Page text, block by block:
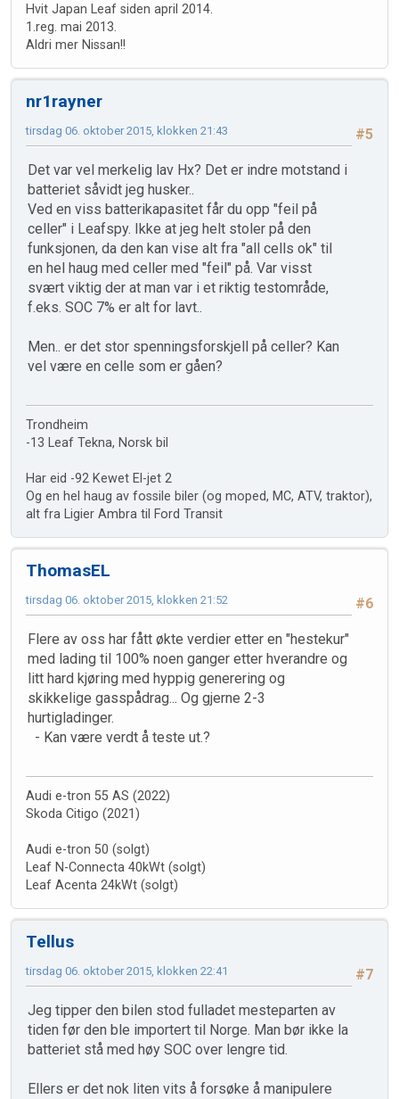
Hvit Japan Leaf siden april 2014.
1.reg. mai 2013.
Aldri mer Nissan!!
nr1rayner
#5
tirsdag 06. oktober 2015, klokken 21:43
Det var vel merkelig lav Hx? Det er indre motstand i
batteriet såvidt jeg husker..
Ved en viss batterikapasitet får du opp "feil på
celler" i Leafspy. Ikke at jeg helt stoler på den
funksjonen, da den kan vise alt fra "all cells ok" til
en hel haug med celler med "feil" på. Var visst
svært viktig der at man var i et riktig testområde,
f.eks. SOC 7% er alt for lavt..
Men.. er det stor spenningsforskjell på celler? Kan
vel være en celle som er gåen?
Trondheim
-13 Leaf Tekna, Norsk bil
Har eid -92 Kewet El-jet 2
Og en hel haug av fossile biler (og moped, MC, ATV, traktor),
alt fra Ligier Ambra til Ford Transit
ThomasEL
#6
tirsdag 06. oktober 2015, klokken 21:52
Flere av oss har fått økte verdier etter en "hestekur"
med lading til 100% noen ganger etter hverandre og
litt hard kjøring med hyppig generering og
skikkelige gasspådrag... Og gjerne 2-3
hurtigladinger.
- Kan være verdt å teste ut.?
Audi e-tron 55 AS (2022)
Skoda Citigo (2021)
Audi e-tron 50 (solgt)
Leaf N-Connecta 40kWt (solgt)
Leaf Acenta 24kWt (solgt)
Tellus
#7
tirsdag 06. oktober 2015, klokken 22:41
Jeg tipper den bilen stod fulladet mesteparten av
tiden før den ble importert til Norge. Man bør ikke la
batteriet stå med høy SOC over lengre tid.
Ellers er det nok liten vits å forsøke å manipulere